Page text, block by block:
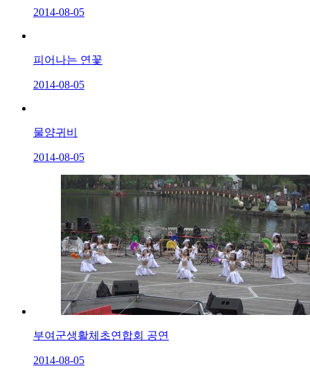
2014-08-05
피어나는 연꽃
2014-08-05
물양귀비
2014-08-05
부여군생활체초연합회 공연
2014-08-05